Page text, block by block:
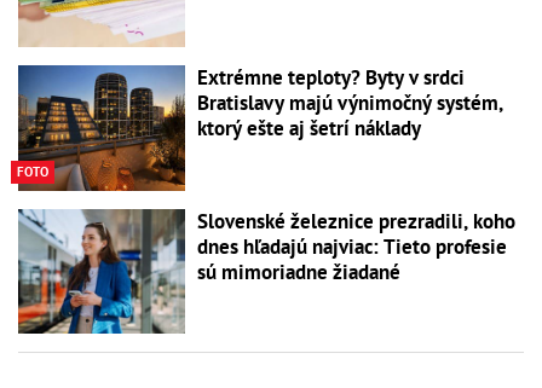
FOTO
Extrémne teploty? Byty v srdci
Bratislavy majú výnimočný systém,
ktorý ešte aj šetrí náklady
Slovenské železnice prezradili, koho
dnes hľadajú najviac: Tieto profesie
sú mimoriadne žiadané